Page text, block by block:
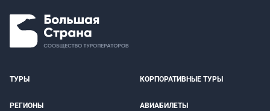
ТУРЫ КОРПОРАТИВНЫЕ ТУРЫ
РЕГИОНЫ АВИАБИЛЕТЫ